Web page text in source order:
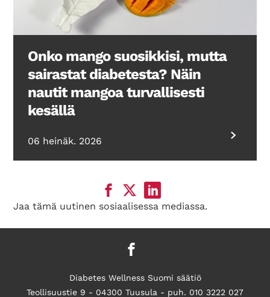
Onko mango suosikkisi, mutta
sairastat diabetesta? Näin
nautit mangoa turvallisesti
kesällä
06 heinäk. 2026
Jaa tämä uutinen sosiaalisessa mediassa.
Diabetes Wellness Suomi säätiö
Teollisuustie 9 - 04300 Tuusula - puh. 010 3222 027